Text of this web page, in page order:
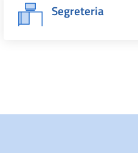
Segreteria